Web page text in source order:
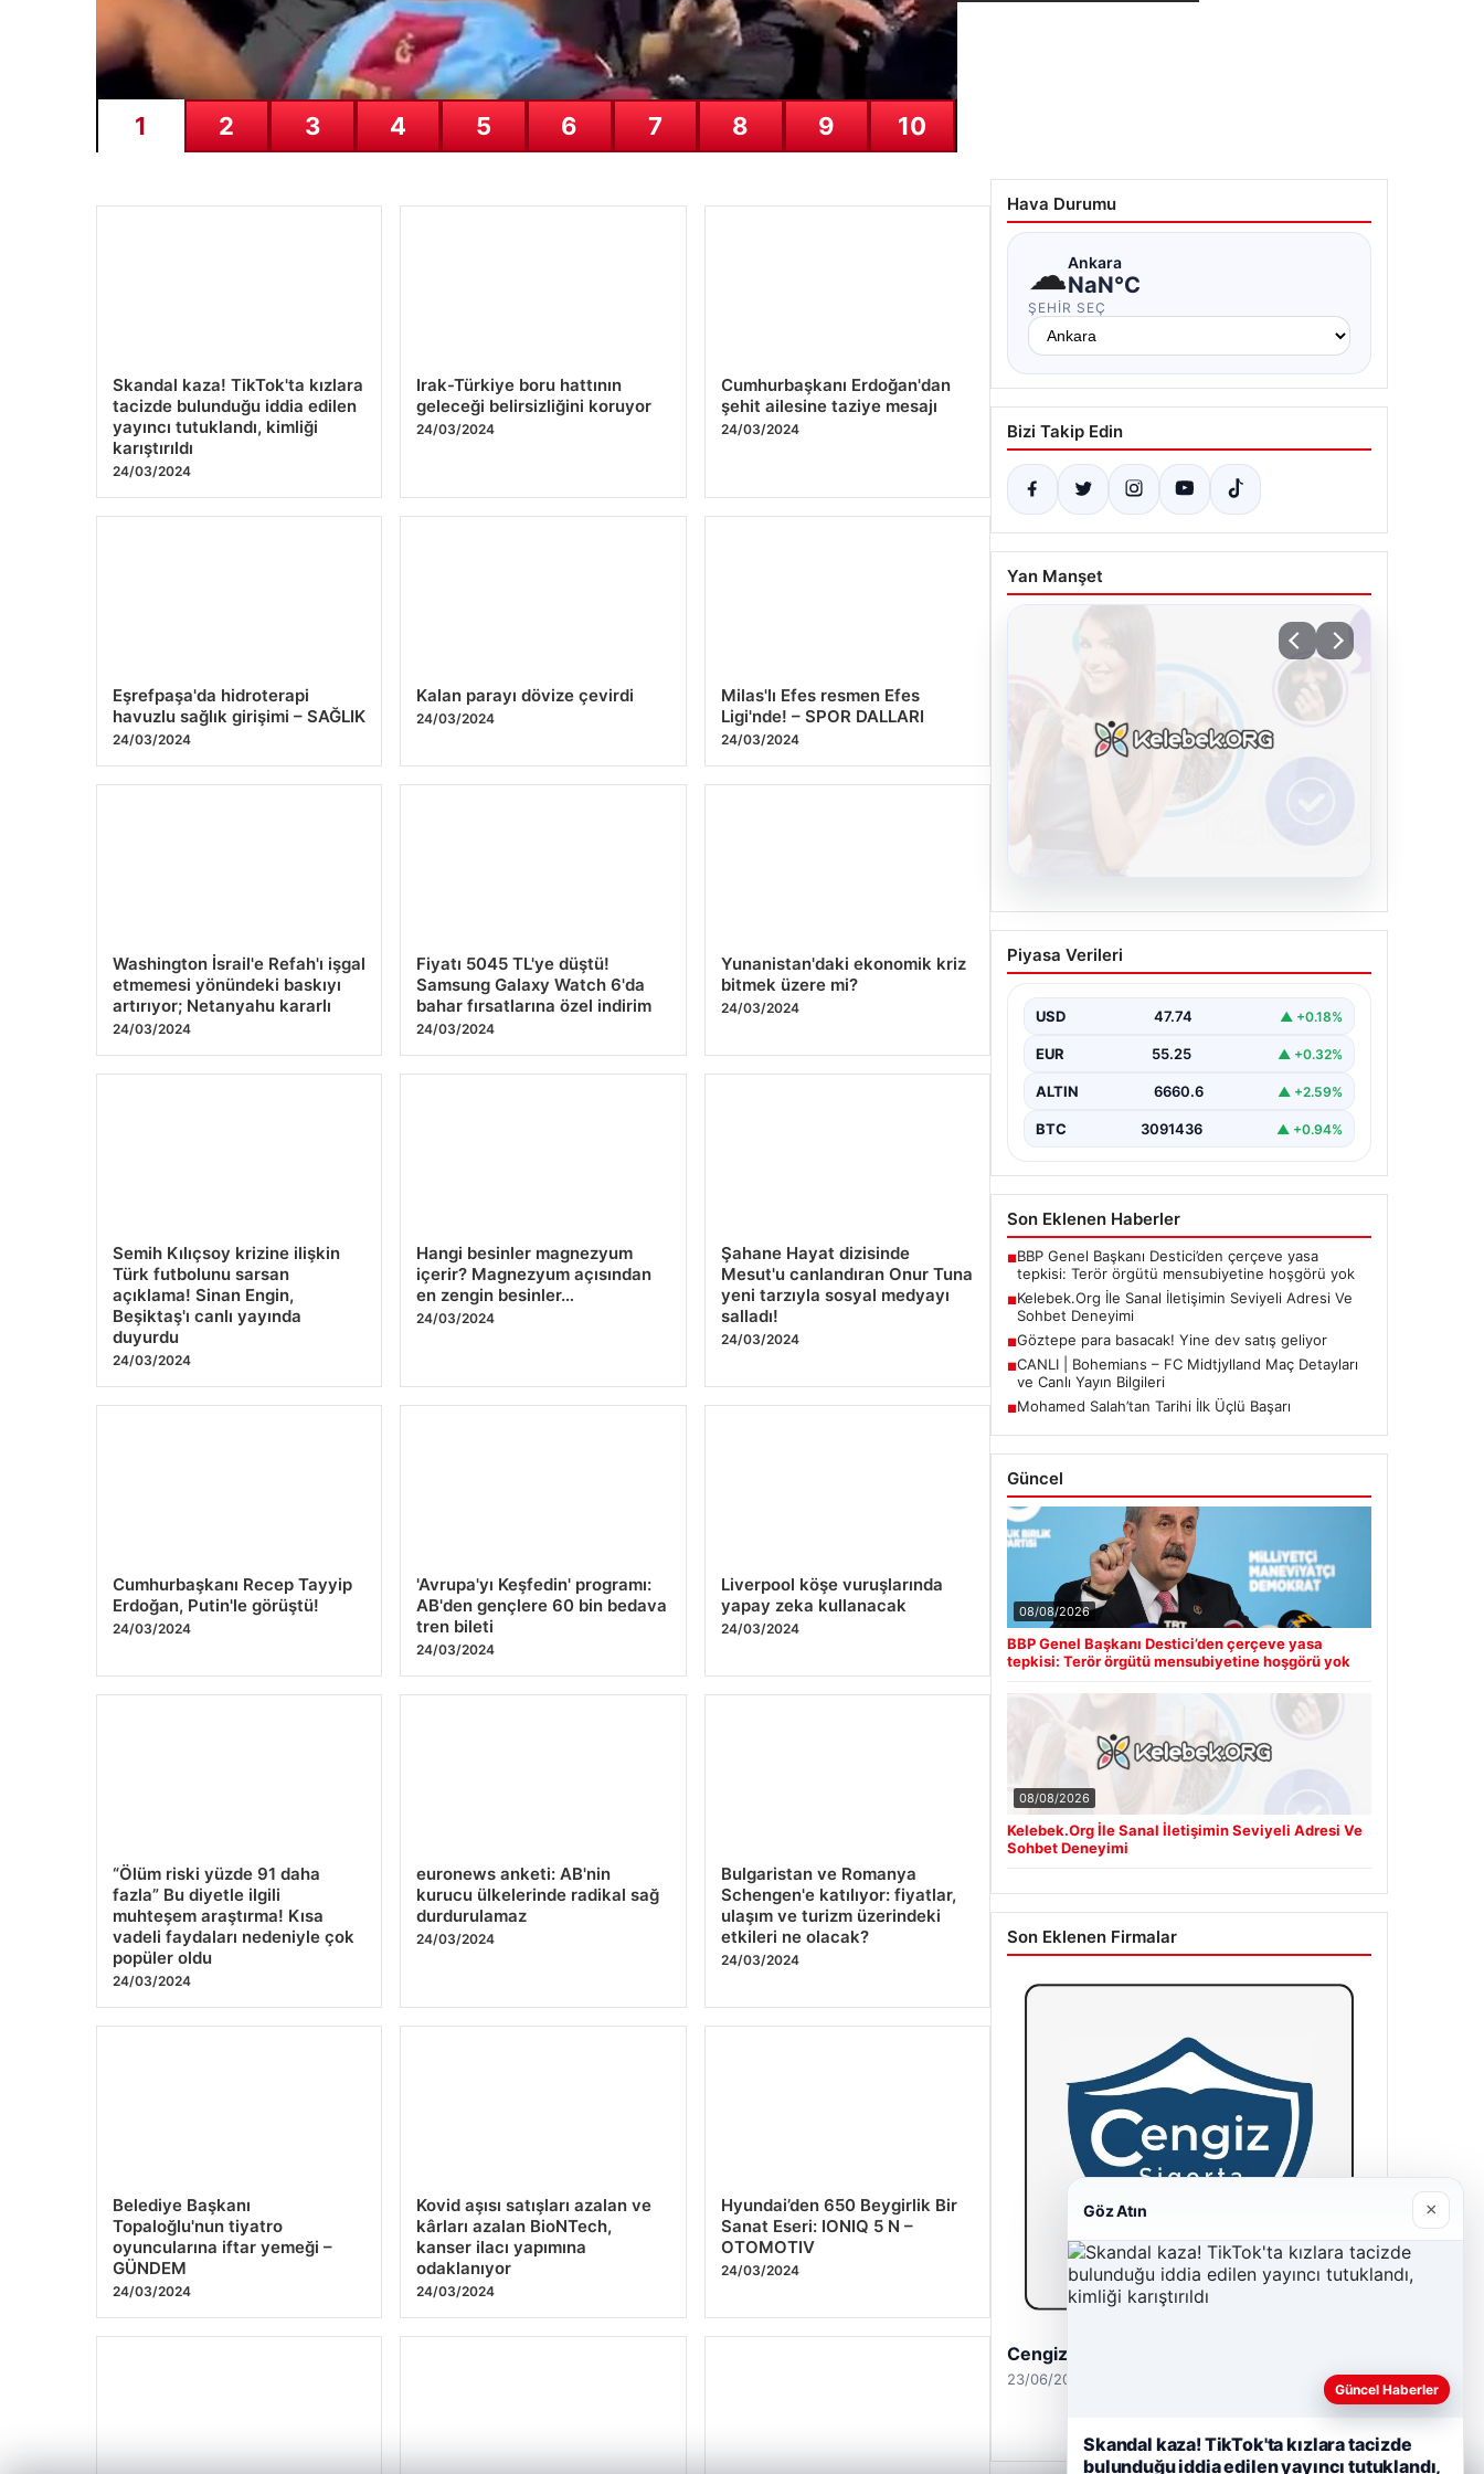
1 2 3 4 5 6 7 8 9 10
Skandal kaza! TikTok'ta kızlara
tacizde bulunduğu iddia edilen
yayıncı tutuklandı, kimliği
karıştırıldı
24/03/2024
Irak-Türkiye boru hattının
geleceği belirsizliğini koruyor
24/03/2024
Cumhurbaşkanı Erdoğan'dan
şehit ailesine taziye mesajı
24/03/2024
Eşrefpaşa'da hidroterapi
havuzlu sağlık girişimi – SAĞLIK
24/03/2024
Kalan parayı dövize çevirdi
24/03/2024
Milas'lı Efes resmen Efes
Ligi'nde! – SPOR DALLARI
24/03/2024
Washington İsrail'e Refah'ı işgal
etmemesi yönündeki baskıyı
artırıyor; Netanyahu kararlı
24/03/2024
Fiyatı 5045 TL'ye düştü!
Samsung Galaxy Watch 6'da
bahar fırsatlarına özel indirim
24/03/2024
Yunanistan'daki ekonomik kriz
bitmek üzere mi?
24/03/2024
Semih Kılıçsoy krizine ilişkin
Türk futbolunu sarsan
açıklama! Sinan Engin,
Beşiktaş'ı canlı yayında
duyurdu
24/03/2024
Hangi besinler magnezyum
içerir? Magnezyum açısından
en zengin besinler…
24/03/2024
Şahane Hayat dizisinde
Mesut'u canlandıran Onur Tuna
yeni tarzıyla sosyal medyayı
salladı!
24/03/2024
Cumhurbaşkanı Recep Tayyip
Erdoğan, Putin'le görüştü!
24/03/2024
'Avrupa'yı Keşfedin' programı:
AB'den gençlere 60 bin bedava
tren bileti
24/03/2024
Liverpool köşe vuruşlarında
yapay zeka kullanacak
24/03/2024
“Ölüm riski yüzde 91 daha
fazla” Bu diyetle ilgili
muhteşem araştırma! Kısa
vadeli faydaları nedeniyle çok
popüler oldu
24/03/2024
euronews anketi: AB'nin
kurucu ülkelerinde radikal sağ
durdurulamaz
24/03/2024
Bulgaristan ve Romanya
Schengen'e katılıyor: fiyatlar,
ulaşım ve turizm üzerindeki
etkileri ne olacak?
24/03/2024
Belediye Başkanı
Topaloğlu'nun tiyatro
oyuncularına iftar yemeği –
GÜNDEM
24/03/2024
Kovid aşısı satışları azalan ve
kârları azalan BioNTech,
kanser ilacı yapımına
odaklanıyor
24/03/2024
Hyundai’den 650 Beygirlik Bir
Sanat Eseri: IONIQ 5 N –
OTOMOTIV
24/03/2024
Hava Durumu
☁Ankara
NaN°C
ŞEHIR SEÇ
Bizi Takip Edin
Yan Manşet
08.08.2026
Kelebek.Org İle Sanal İletişimin
Seviyeli Adresi Ve Sohbet
Sanal ortamında insanların seviyeli bir şekilde
etmektedir. Halen…
Piyasa Verileri
USD 47.74 ▲ +0.18%
EUR 55.25 ▲ +0.32%
ALTIN 6660.6 ▲ +2.59%
BTC 3091436 ▲ +0.94%
Son Eklenen Haberler
■BBP Genel Başkanı Destici’den çerçeve yasa
tepkisi: Terör örgütü mensubiyetine hoşgörü yok
■Kelebek.Org İle Sanal İletişimin Seviyeli Adresi Ve
Sohbet Deneyimi
■Göztepe para basacak! Yine dev satış geliyor
■CANLI | Bohemians – FC Midtjylland Maç Detayları
ve Canlı Yayın Bilgileri
■Mohamed Salah’tan Tarihi İlk Üçlü Başarı
Güncel
08/08/2026
BBP Genel Başkanı Destici’den çerçeve yasa
tepkisi: Terör örgütü mensubiyetine hoşgörü yok
08/08/2026
Kelebek.Org İle Sanal İletişimin Seviyeli Adresi Ve
Sohbet Deneyimi
Son Eklenen Firmalar
Hastaş Beton
26/05/2026
Göz Atın ×
Güncel Haberler
Skandal kaza! TikTok'ta kızlara tacizde
bulunduğu iddia edilen yayıncı tutuklandı,